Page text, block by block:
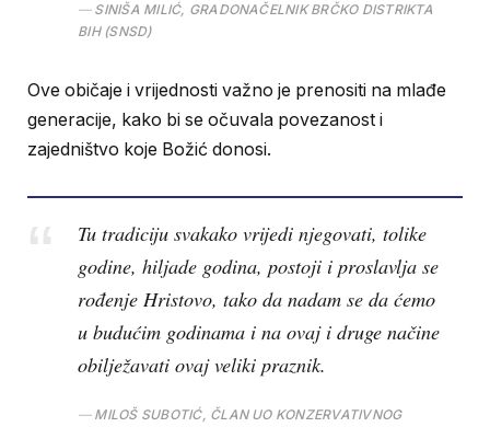
SINIŠA MILIĆ, GRADONAČELNIK BRČKO DISTRIKTA
BIH (SNSD)
Ove običaje i vrijednosti važno je prenositi na mlađe
generacije, kako bi se očuvala povezanost i
zajedništvo koje Božić donosi.
Tu tradiciju svakako vrijedi njegovati, tolike
godine, hiljade godina, postoji i proslavlja se
rođenje Hristovo, tako da nadam se da ćemo
u budućim godinama i na ovaj i druge načine
obilježavati ovaj veliki praznik.
MILOŠ SUBOTIĆ, ČLAN UO KONZERVATIVNOG